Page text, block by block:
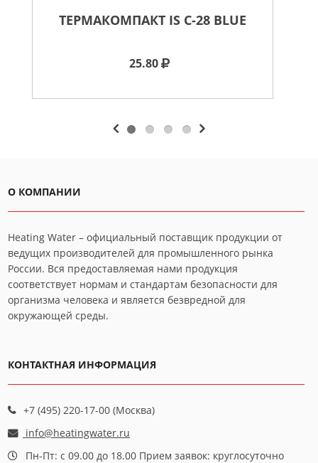
ТЕРМАКОМПАКТ IS C-28 BLUE
25.80
О КОМПАНИИ
Heating Water – официальный поставщик продукции от
ведущих производителей для промышленного рынка
России. Вся предоставляемая нами продукция
соответствует нормам и стандартам безопасности для
организма человека и является безвредной для
окружающей среды.
КОНТАКТНАЯ ИНФОРМАЦИЯ
+7 (495) 220-17-00 (Москва)
info@heatingwater.ru
Пн-Пт: с 09.00 до 18.00 Прием заявок: круглосуточно